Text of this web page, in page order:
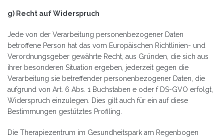
g) Recht auf Widerspruch
Jede von der Verarbeitung personenbezogener Daten
betroffene Person hat das vom Europäischen Richtlinien- und
Verordnungsgeber gewährte Recht, aus Gründen, die sich aus
ihrer besonderen Situation ergeben, jederzeit gegen die
Verarbeitung sie betreffender personenbezogener Daten, die
aufgrund von Art. 6 Abs. 1 Buchstaben e oder f DS-GVO erfolgt,
Widerspruch einzulegen. Dies gilt auch für ein auf diese
Bestimmungen gestütztes Profiling.
Die Therapiezentrum im Gesundheitspark am Regenbogen